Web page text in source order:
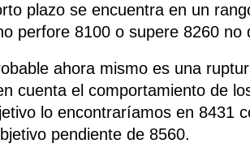
plazo se encuentra en un
perfore 8100 o supere 8260 no
ahora mismo es una
cuenta el comportamiento de
lo encontraríamos en 8431
pendiente de 8560.